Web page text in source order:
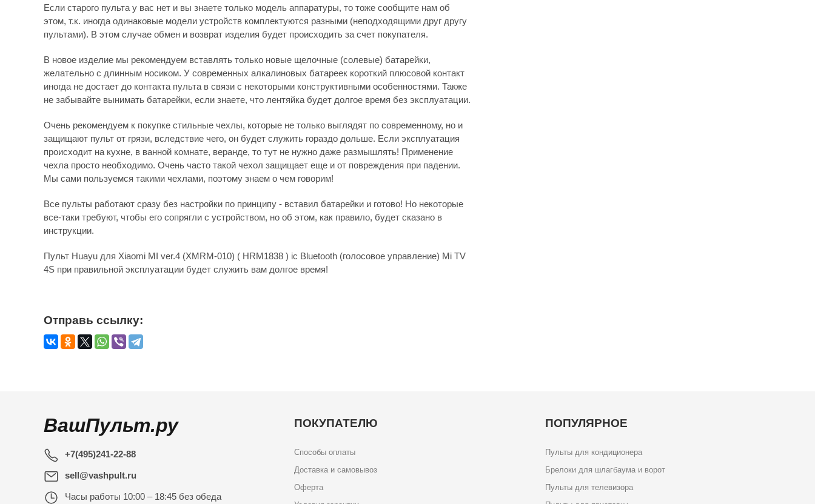
Если старого пульта у вас нет и вы знаете только модель аппаратуры, то тоже сообщите нам об
этом, т.к. иногда одинаковые модели устройств комплектуются разными (неподходящими друг другу
пультами). В этом случае обмен и возврат изделия будет происходить за счет покупателя.
В новое изделие мы рекомендуем вставлять только новые щелочные (солевые) батарейки,
желательно с длинным носиком. У современных алкалиновых батареек короткий плюсовой контакт
иногда не достает до контакта пульта в связи с некоторыми конструктивными особенностями. Также
не забывайте вынимать батарейки, если знаете, что лентяйка будет долгое время без эксплуатации.
Очень рекомендуем к покупке стильные чехлы, которые не только выглядят по современному, но и
защищают пульт от грязи, вследствие чего, он будет служить гораздо дольше. Если эксплуатация
происходит на кухне, в ванной комнате, веранде, то тут не нужно даже размышлять! Применение
чехла просто необходимо. Очень часто такой чехол защищает еще и от повреждения при падении.
Мы сами пользуемся такими чехлами, поэтому знаем о чем говорим!
Все пульты работают сразу без настройки по принципу - вставил батарейки и готово! Но некоторые
все-таки требуют, чтобы его сопрягли с устройством, но об этом, как правило, будет сказано в
инструкции.
Пульт Huayu для Xiaomi MI ver.4 (XMRM-010) ( HRM1838 ) ic Bluetooth (голосовое управление) Mi TV
4S при правильной эксплуатации будет служить вам долгое время!
Отправь ссылку:
ВашПульт.ру
+7(495)241-22-88
sell@vashpult.ru
Часы работы 10:00 – 18:45 без обеда
ПОКУПАТЕЛЮ
Способы оплаты
Доставка и самовывоз
Оферта
ПОПУЛЯРНОЕ
Пульты для кондиционера
Брелоки для шлагбаума и ворот
Пульты для телевизора